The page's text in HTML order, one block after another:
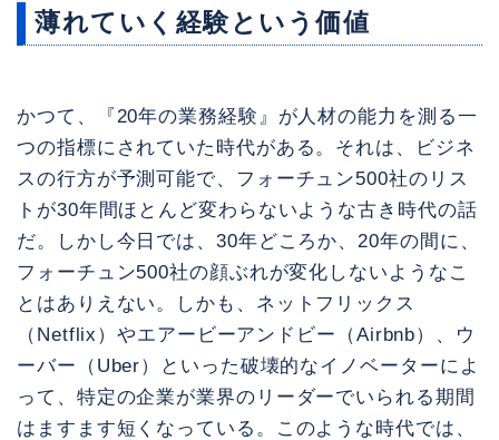
薄れていく経験という価値
かつて、『20年の業務経験』が人材の能力を測る一
つの指標にされていた時代がある。それは、ビジネ
スの行方が予測可能で、フォーチュン500社のリス
トが30年間ほとんど変わらないような古き時代の話
だ。しかし今日では、30年どころか、20年の間に、
フォーチュン500社の顔ぶれが変化しないようなこ
とはありえない。しかも、ネットフリックス
（Netflix）やエアービーアンドビー（Airbnb）、ウ
ーバー（Uber）といった破壊的なイノベーターによ
って、特定の企業が業界のリーダーでいられる期間
はますます短くなっている。このような時代では、